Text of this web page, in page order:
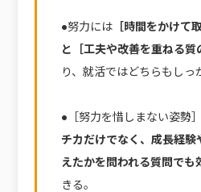
●努力には［時間をかけて
と［工夫や改善を重ねる質
り、就活ではどちらもしっ
●［努力を惜しまない姿勢］
チカだけでなく、成長経験
えたかを問われる質問でも
きる。